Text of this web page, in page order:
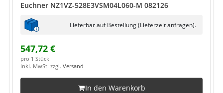
Euchner NZ1VZ-528E3VSM04L060-M 082126
Lieferbar auf Bestellung (Lieferzeit anfragen).
547,72 €
pro 1 Stück
inkl. MwSt. zzgl. Versand
In den Warenkorb